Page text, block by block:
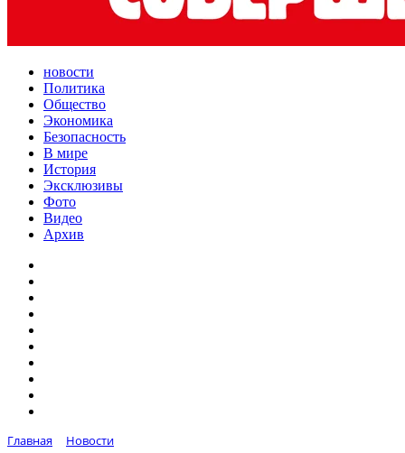
новости
Политика
Общество
Экономика
Безопасность
В мире
История
Эксклюзивы
Фото
Видео
Архив
Главная
Новости